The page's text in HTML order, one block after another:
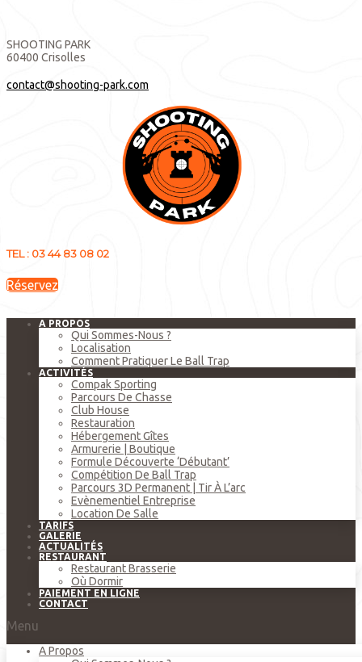
SHOOTING PARK
60400 Crisolles
contact@shooting-park.com
TEL : 03 44 83 08 02
Réservez
A PROPOS
Qui Sommes-Nous ?
Localisation
Comment Pratiquer Le Ball Trap
ACTIVITÉS
Compak Sporting
Parcours De Chasse
Club House
Restauration
Hébergement Gîtes
Armurerie | Boutique
Formule Découverte ‘débutant’
Compétition De Ball Trap
Parcours 3D Permanent | Tir À L’arc
Evènementiel Entreprise
Location De Salle
TARIFS
GALERIE
ACTUALITÉS
RESTAURANT
Restaurant Brasserie
Où Dormir
PAIEMENT EN LIGNE
CONTACT
Menu
A Propos